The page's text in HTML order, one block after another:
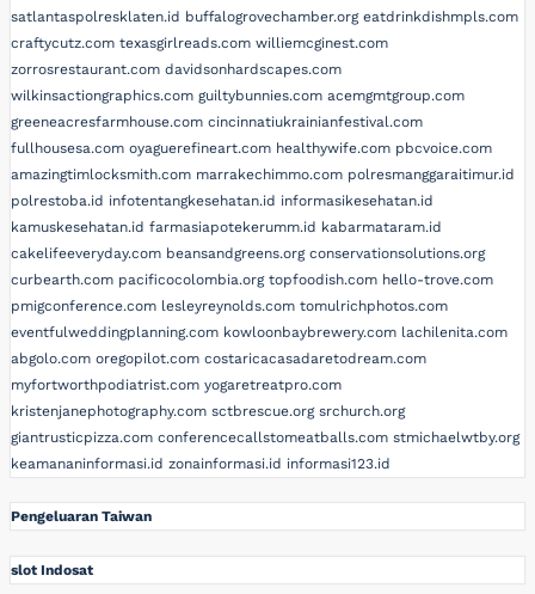
satlantaspolresklaten.id buffalogrovechamber.org eatdrinkdishmpls.com
craftycutz.com texasgirlreads.com williemcginest.com
zorrosrestaurant.com davidsonhardscapes.com
wilkinsactiongraphics.com guiltybunnies.com acemgmtgroup.com
greeneacresfarmhouse.com cincinnatiukrainianfestival.com
fullhousesa.com oyaguerefineart.com healthywife.com pbcvoice.com
amazingtimlocksmith.com marrakechimmo.com polresmanggaraitimur.id
polrestoba.id infotentangkesehatan.id informasikesehatan.id
kamuskesehatan.id farmasiapotekerumm.id kabarmataram.id
cakelifeeveryday.com beansandgreens.org conservationsolutions.org
curbearth.com pacificocolombia.org topfoodish.com hello-trove.com
pmigconference.com lesleyreynolds.com tomulrichphotos.com
eventfulweddingplanning.com kowloonbaybrewery.com lachilenita.com
abgolo.com oregopilot.com costaricacasadaretodream.com
myfortworthpodiatrist.com yogaretreatpro.com
kristenjanephotography.com sctbrescue.org srchurch.org
giantrusticpizza.com conferencecallstomeatballs.com stmichaelwtby.org
keamananinformasi.id zonainformasi.id informasi123.id
Pengeluaran Taiwan
slot Indosat